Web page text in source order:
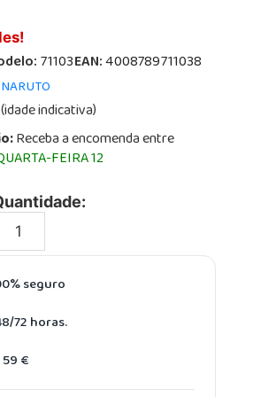
71103EAN:4008789711038
NARUTO
indicativa)
Receba a encomenda entre
FEIRA 12
seguro
72 horas.
€